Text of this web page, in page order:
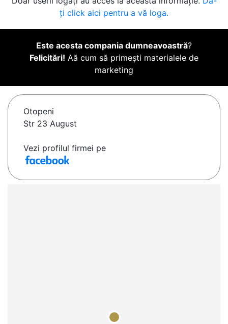
ți click aici pentru a vă loga.
Este acesta compania dumneavoastră?
Felicitări! Aă cum să primești materialele de
marketing
Otopeni
Str 23 August
Vezi profilul firmei pe